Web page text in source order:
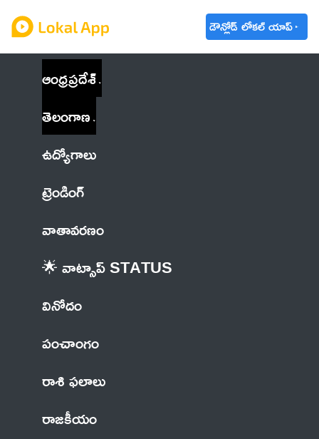
డౌన్లోడ్ లోకల్ యాప్
ఆంధ్రప్రదేశ్
తెలంగాణ
ఉద్యోగాలు
ట్రెండింగ్
వాతావరణం
🌟 వాట్సాప్ STATUS
వినోదం
పంచాంగం
రాశి ఫలాలు
రాజకీయం